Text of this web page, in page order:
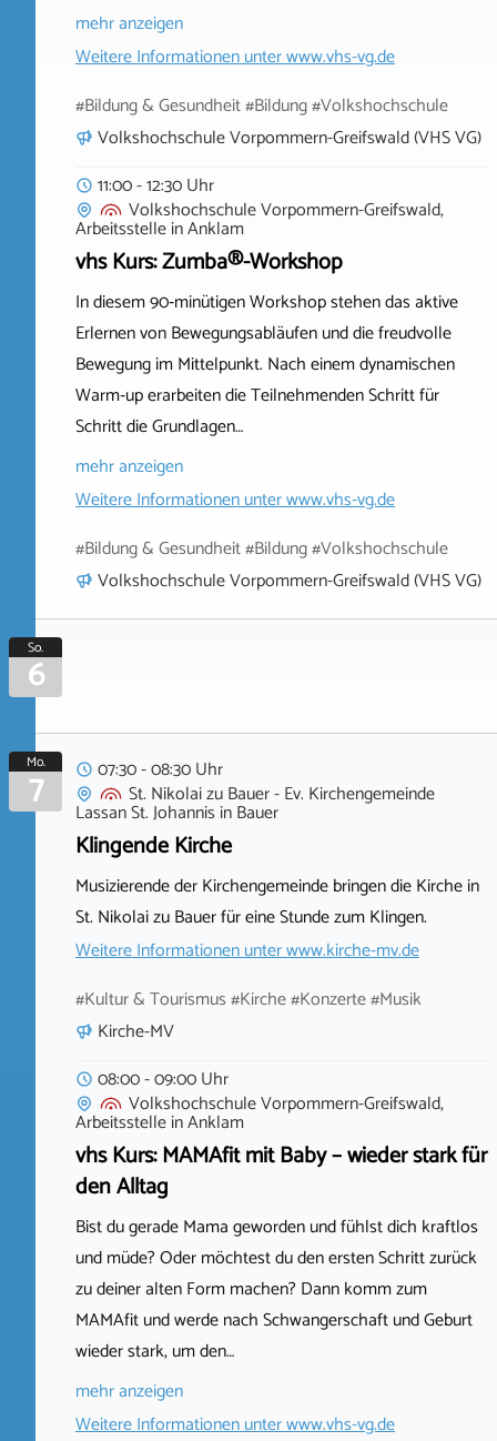
mehr anzeigen
Weitere Informationen unterwww.vhs-vg.de
#Bildung & Gesundheit #Bildung #Volkshochschule
Volkshochschule Vorpommern-Greifswald (VHS VG)
11:00 - 12:30 Uhr
Volkshochschule Vorpommern-Greifswald,
ArbeitsstelleinAnklam
vhs Kurs: Zumba®-Workshop
In diesem 90‑minütigen Workshop stehen das aktive
Erlernen von Bewegungsabläufen und die freudvolle
Bewegung im Mittelpunkt. Nach einem dynamischen
Warm‑up erarbeiten die Teilnehmenden Schritt für
Schritt die Grundlagen…
mehr anzeigen
Weitere Informationen unterwww.vhs-vg.de
#Bildung & Gesundheit #Bildung #Volkshochschule
Volkshochschule Vorpommern-Greifswald (VHS VG)
So.
6
Mo.
7
07:30 - 08:30 Uhr
St. Nikolai zu Bauer - Ev. Kirchengemeinde
Lassan St. Johannis inBauer
Klingende Kirche
Musizierende der Kirchengemeinde bringen die Kirche in
St. Nikolai zu Bauer für eine Stunde zum Klingen.
Weitere Informationen unterwww.kirche-mv.de
#Kultur & Tourismus #Kirche #Konzerte #Musik
Kirche-MV
08:00 - 09:00 Uhr
Volkshochschule Vorpommern-Greifswald,
ArbeitsstelleinAnklam
vhs Kurs: MAMAfit mit Baby – wieder stark für
den Alltag
Bist du gerade Mama geworden und fühlst dich kraftlos
und müde? Oder möchtest du den ersten Schritt zurück
zu deiner alten Form machen? Dann komm zum
MAMAfit und werde nach Schwangerschaft und Geburt
wieder stark, um den…
mehr anzeigen
Weitere Informationen unterwww.vhs-vg.de